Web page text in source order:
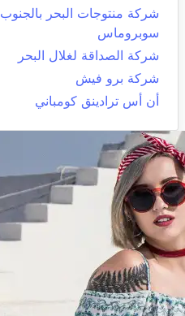
شركة منتوجات البحر بالجنوب
سوبروماس
شركة الصداقة لغلال البحر
شركة برو فيش
أن أس ترادينق كومباني